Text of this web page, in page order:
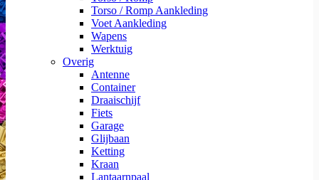
Torso / Romp Aankleding
Voet Aankleding
Wapens
Werktuig
Overig
Antenne
Container
Draaischijf
Fiets
Garage
Glijbaan
Ketting
Kraan
Lantaarnpaal